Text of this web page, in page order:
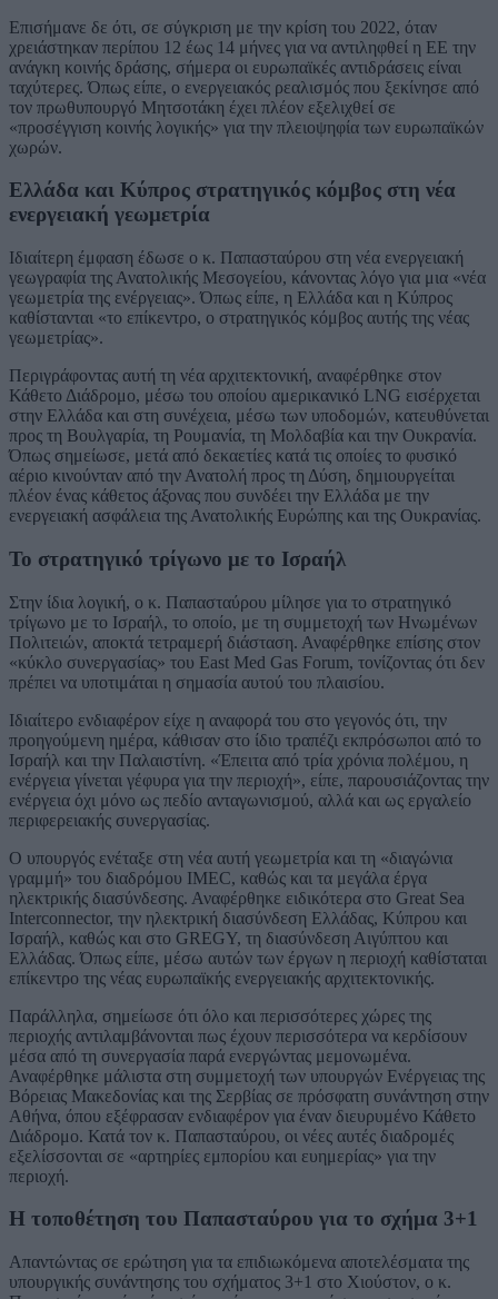
Επισήμανε δε ότι, σε σύγκριση με την κρίση του 2022, όταν
χρειάστηκαν περίπου 12 έως 14 μήνες για να αντιληφθεί η ΕΕ την
ανάγκη κοινής δράσης, σήμερα οι ευρωπαϊκές αντιδράσεις είναι
ταχύτερες. Όπως είπε, ο ενεργειακός ρεαλισμός που ξεκίνησε από
τον πρωθυπουργό Μητσοτάκη έχει πλέον εξελιχθεί σε
«προσέγγιση κοινής λογικής» για την πλειοψηφία των ευρωπαϊκών
χωρών.
Ελλάδα και Κύπρος στρατηγικός κόμβος στη νέα
ενεργειακή γεωμετρία
Ιδιαίτερη έμφαση έδωσε ο κ. Παπασταύρου στη νέα ενεργειακή
γεωγραφία της Ανατολικής Μεσογείου, κάνοντας λόγο για μια «νέα
γεωμετρία της ενέργειας». Όπως είπε, η Ελλάδα και η Κύπρος
καθίστανται «το επίκεντρο, ο στρατηγικός κόμβος αυτής της νέας
γεωμετρίας».
Περιγράφοντας αυτή τη νέα αρχιτεκτονική, αναφέρθηκε στον
Κάθετο Διάδρομο, μέσω του οποίου αμερικανικό LNG εισέρχεται
στην Ελλάδα και στη συνέχεια, μέσω των υποδομών, κατευθύνεται
προς τη Βουλγαρία, τη Ρουμανία, τη Μολδαβία και την Ουκρανία.
Όπως σημείωσε, μετά από δεκαετίες κατά τις οποίες το φυσικό
αέριο κινούνταν από την Ανατολή προς τη Δύση, δημιουργείται
πλέον ένας κάθετος άξονας που συνδέει την Ελλάδα με την
ενεργειακή ασφάλεια της Ανατολικής Ευρώπης και της Ουκρανίας.
Το στρατηγικό τρίγωνο με το Ισραήλ
Στην ίδια λογική, ο κ. Παπασταύρου μίλησε για το στρατηγικό
τρίγωνο με το Ισραήλ, το οποίο, με τη συμμετοχή των Ηνωμένων
Πολιτειών, αποκτά τετραμερή διάσταση. Αναφέρθηκε επίσης στον
«κύκλο συνεργασίας» του East Med Gas Forum, τονίζοντας ότι δεν
πρέπει να υποτιμάται η σημασία αυτού του πλαισίου.
Ιδιαίτερο ενδιαφέρον είχε η αναφορά του στο γεγονός ότι, την
προηγούμενη ημέρα, κάθισαν στο ίδιο τραπέζι εκπρόσωποι από το
Ισραήλ και την Παλαιστίνη. «Έπειτα από τρία χρόνια πολέμου, η
ενέργεια γίνεται γέφυρα για την περιοχή», είπε, παρουσιάζοντας την
ενέργεια όχι μόνο ως πεδίο ανταγωνισμού, αλλά και ως εργαλείο
περιφερειακής συνεργασίας.
Ο υπουργός ενέταξε στη νέα αυτή γεωμετρία και τη «διαγώνια
γραμμή» του διαδρόμου IMEC, καθώς και τα μεγάλα έργα
ηλεκτρικής διασύνδεσης. Αναφέρθηκε ειδικότερα στο Great Sea
Interconnector, την ηλεκτρική διασύνδεση Ελλάδας, Κύπρου και
Ισραήλ, καθώς και στο GREGY, τη διασύνδεση Αιγύπτου και
Ελλάδας. Όπως είπε, μέσω αυτών των έργων η περιοχή καθίσταται
επίκεντρο της νέας ευρωπαϊκής ενεργειακής αρχιτεκτονικής.
Παράλληλα, σημείωσε ότι όλο και περισσότερες χώρες της
περιοχής αντιλαμβάνονται πως έχουν περισσότερα να κερδίσουν
μέσα από τη συνεργασία παρά ενεργώντας μεμονωμένα.
Αναφέρθηκε μάλιστα στη συμμετοχή των υπουργών Ενέργειας της
Βόρειας Μακεδονίας και της Σερβίας σε πρόσφατη συνάντηση στην
Αθήνα, όπου εξέφρασαν ενδιαφέρον για έναν διευρυμένο Κάθετο
Διάδρομο. Κατά τον κ. Παπασταύρου, οι νέες αυτές διαδρομές
εξελίσσονται σε «αρτηρίες εμπορίου και ευημερίας» για την
περιοχή.
Η τοποθέτηση του Παπασταύρου για το σχήμα 3+1
Απαντώντας σε ερώτηση για τα επιδιωκόμενα αποτελέσματα της
υπουργικής συνάντησης του σχήματος 3+1 στο Χιούστον, ο κ.